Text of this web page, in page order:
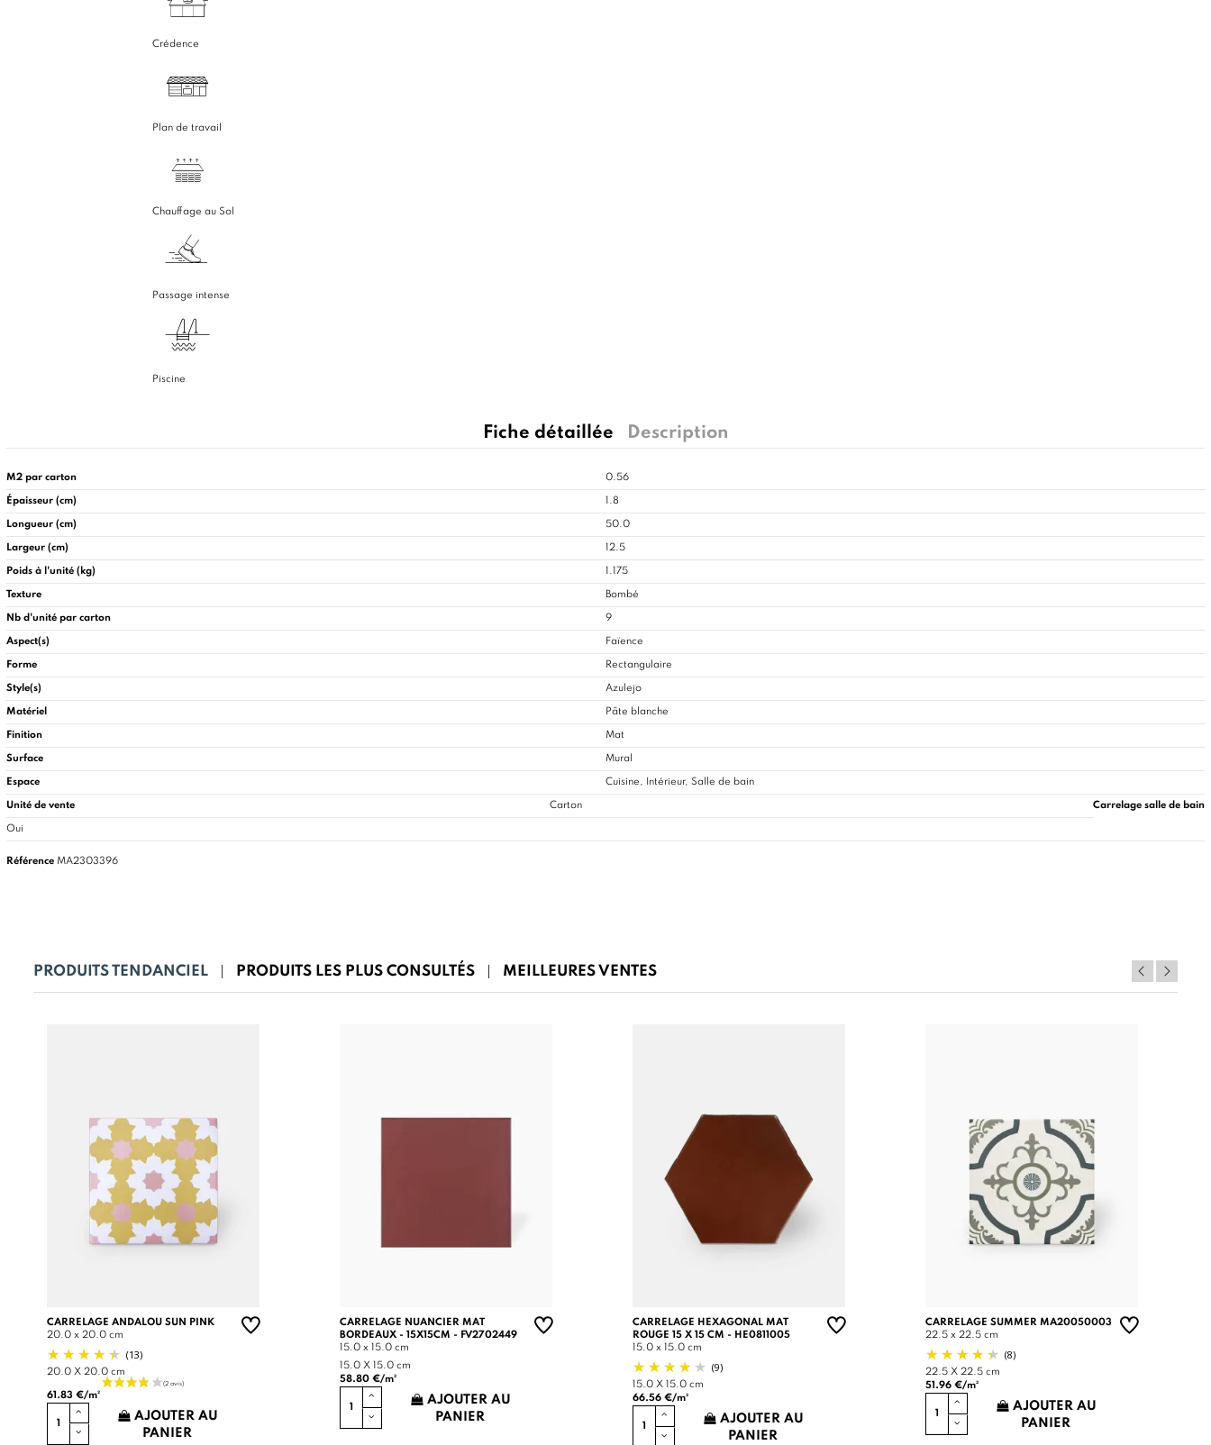
Crédence
Plan de travail
Chauffage au Sol
Passage intense
Piscine
Fiche détaillée Description
M2 par carton 0.56
Épaisseur (cm) 1.8
Longueur (cm) 50.0
Largeur (cm) 12.5
Poids à l'unité (kg) 1.175
Texture Bombé
Nb d'unité par carton 9
Aspect(s) Faïence
Forme Rectangulaire
Style(s) Azulejo
Matériel Pâte blanche
Finition Mat
Surface Mural
Espace Cuisine, Intérieur, Salle de bain
Unité de vente Carton Carrelage salle de bain
Oui
Référence MA2303396
PRODUITS TENDANCIEL PRODUITS LES PLUS CONSULTÉS MEILLEURES VENTES
CARRELAGE ANDALOU SUN PINK
20.0 x 20.0 cm
(13)
20.0 X 20.0 cm
61.83 €/m²
AJOUTER AU
PANIER
CARRELAGE NUANCIER MAT
BORDEAUX - 15X15CM - FV2702449
15.0 x 15.0 cm
15.0 X 15.0 cm
58.80 €/m²
AJOUTER AU
PANIER
CARRELAGE HEXAGONAL MAT
ROUGE 15 X 15 CM - HE0811005
15.0 x 15.0 cm
(9)
15.0 X 15.0 cm
66.56 €/m²
AJOUTER AU
PANIER
CARRELAGE SUMMER MA20050003
22.5 x 22.5 cm
(8)
22.5 X 22.5 cm
51.96 €/m²
AJOUTER AU
PANIER